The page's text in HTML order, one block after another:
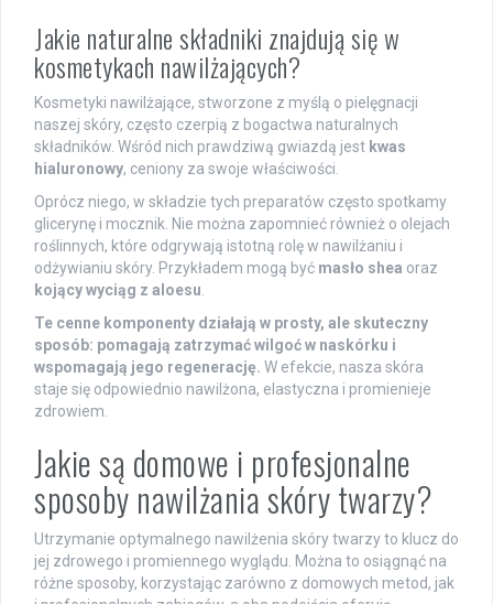
Jakie naturalne składniki znajdują się w
kosmetykach nawilżających?
Kosmetyki nawilżające, stworzone z myślą o pielęgnacji
naszej skóry, często czerpią z bogactwa naturalnych
składników. Wśród nich prawdziwą gwiazdą jest kwas
hialuronowy, ceniony za swoje właściwości.
Oprócz niego, w składzie tych preparatów często spotkamy
glicerynę i mocznik. Nie można zapomnieć również o olejach
roślinnych, które odgrywają istotną rolę w nawilżaniu i
odżywianiu skóry. Przykładem mogą być masło shea oraz
kojący wyciąg z aloesu
Te cenne komponenty działają w prosty, ale skuteczny
sposób: pomagają zatrzymać wilgoć w naskórku i
wspomagają jego regenerację. W efekcie, nasza skóra
staje się odpowiednio nawilżona, elastyczna i promienieje
zdrowiem.
Jakie są domowe i profesjonalne
sposoby nawilżania skóry twarzy?
Utrzymanie optymalnego nawilżenia skóry twarzy to klucz do
jej zdrowego i promiennego wyglądu. Można to osiągnąć na
różne sposoby, korzystając zarówno z domowych metod, jak